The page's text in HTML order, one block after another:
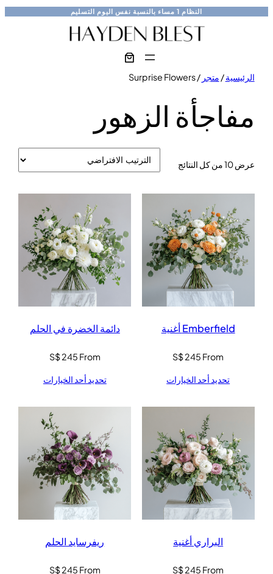
النظام 1 مساء بالنسبة نفس اليوم التسليم
الرئيسية/ متجر / Surprise Flowers
مفاجأة الزهور
عرض ⁦10⁩ من كل النتائج
Emberfield أغنية
From
S$245
تحديد أحد الخيارات
دائمة الخضرة في الحلم
From
S$245
تحديد أحد الخيارات
البراري أغنية
From
S$245
ريفرسايد الحلم
From
S$245